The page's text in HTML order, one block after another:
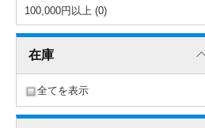
100,000円以上 (0)
在庫
全てを表示